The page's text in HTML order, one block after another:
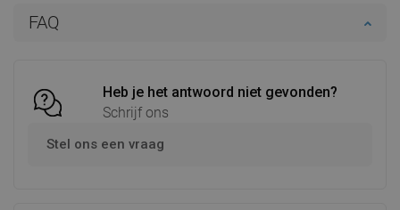
FAQ
Heb je het antwoord niet gevonden?
Schrijf ons
Stel ons een vraag